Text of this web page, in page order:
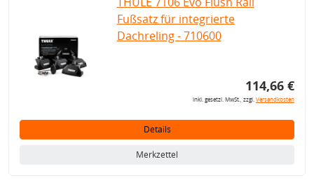
Fußsatz für integrierte
Dachreling - 710600
114,66 €
inkl. gesetzl. MwSt., zzgl.Versandkosten
Details
Merkzettel